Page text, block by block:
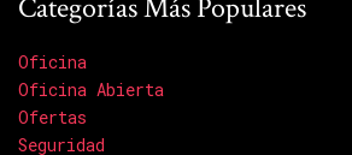
Categorías Más Populares
Oficina
Oficina Abierta
Ofertas
Seguridad